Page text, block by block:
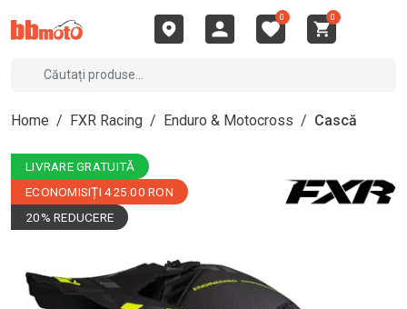
0 0
Home / FXR Racing / Enduro & Motocross / Cască
LIVRARE GRATUITĂ
ECONOMISIȚI 425.00 RON
20% REDUCERE